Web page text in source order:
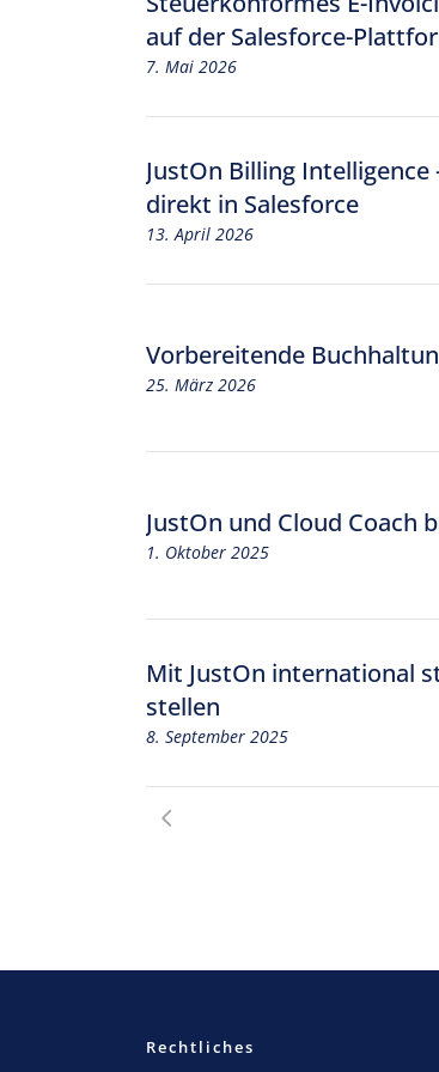
Rechnungen archivieren
E-Rechnungen empfangen
XRechnung und ZUGFeRD
auf der Salesforce-
7. Mai 2026
JustOn Billing
direkt in Salesforce
13. April 2026
Vorbereitende
25. März 2026
JustOn und Cloud Coach
1. Oktober 2025
Mit JustOn international
stellen
8. September 2025
Rechtliches